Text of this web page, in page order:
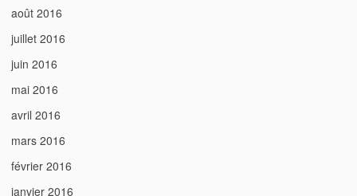
août 2016
juillet 2016
juin 2016
mai 2016
avril 2016
mars 2016
février 2016
janvier 2016